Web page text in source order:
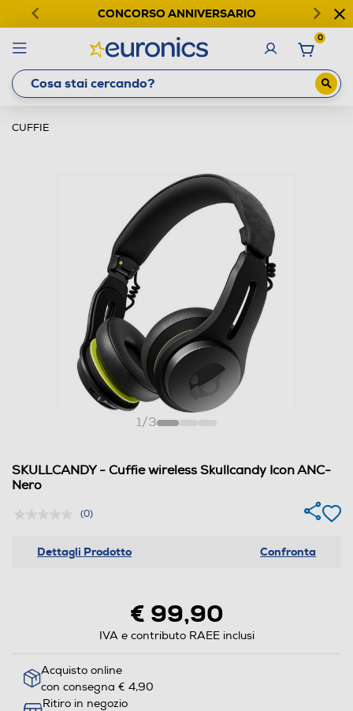
CONCORSO ANNIVERSARIO
0
CUFFIE
1/3
SKULLCANDY - Cuffie wireless Skullcandy Icon ANC-
Nero
(0)
Dettagli Prodotto Confronta
€ 99,90
IVA e contributo RAEE inclusi
Acquisto online
con consegna € 4,90
Ritiro in negozio